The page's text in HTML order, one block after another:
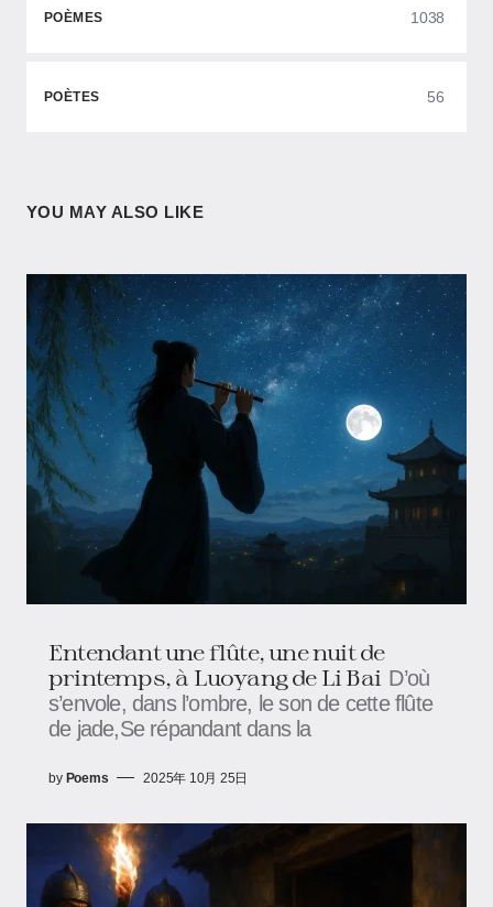
POÈMES 1038
POÈTES 56
YOU MAY ALSO LIKE
Entendant une flûte, une nuit de
printemps, à Luoyang de Li Bai D’où
s’envole, dans l’ombre, le son de cette flûte
de jade,Se répandant dans la
by Poems 2025年 10月 25日